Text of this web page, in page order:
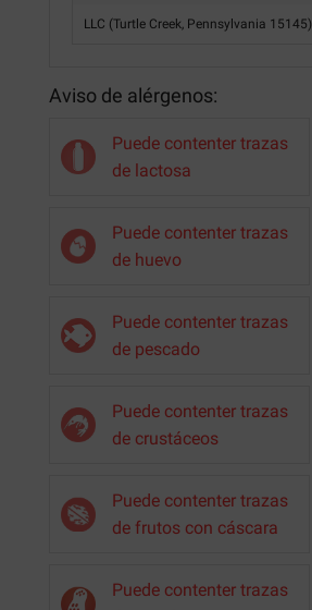
LLC (Turtle Creek, Pennsylvania 15145)
Aviso de alérgenos:
Puede contenter trazas
de lactosa
Puede contenter trazas
de huevo
Puede contenter trazas
de pescado
Puede contenter trazas
de crustáceos
Puede contenter trazas
de frutos con cáscara
Puede contenter trazas